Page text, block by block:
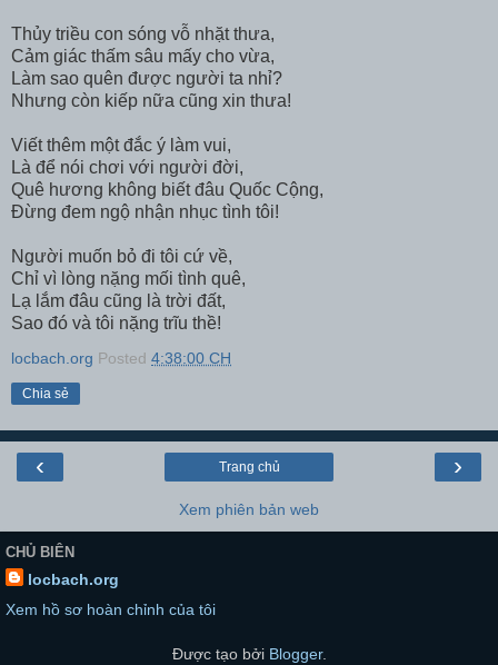
Thủy triều con sóng vỗ nhặt thưa,
Cảm giác thấm sâu mấy cho vừa,
Làm sao quên được người ta nhỉ?
Nhưng còn kiếp nữa cũng xin thưa!
Viết thêm một đắc ý làm vui,
Là để nói chơi với người đời,
Quê hương không biết đâu Quốc Cộng,
Đừng đem ngộ nhận nhục tình tôi!
Người muốn bỏ đi tôi cứ về,
Chỉ vì lòng nặng mối tình quê,
Lạ lắm đâu cũng là trời đất,
Sao đó và tôi nặng trĩu thề!
locbach.org Posted 4:38:00 CH
Chia sẻ
‹ ›
Trang chủ
Xem phiên bản web
CHỦ BIÊN
locbach.org
Xem hồ sơ hoàn chỉnh của tôi
Được tạo bởi Blogger.